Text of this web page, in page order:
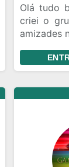
Olá tudo
criei o
amizades